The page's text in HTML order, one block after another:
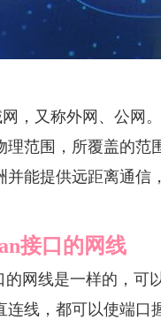
又称外网、公网。
理范围，所覆盖的
并能提供远距离通
接口的网线
网线是一样的，可
连线，都可以使端